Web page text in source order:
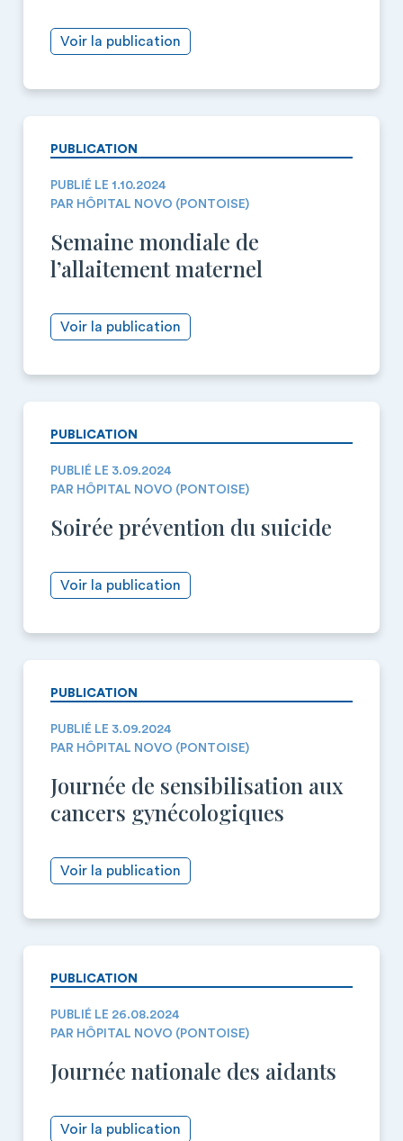
Voir la publication
PUBLICATION
PUBLIÉ LE 1.10.2024
PAR HÔPITAL NOVO (PONTOISE)
Semaine mondiale de
l’allaitement maternel
Voir la publication
PUBLICATION
PUBLIÉ LE 3.09.2024
PAR HÔPITAL NOVO (PONTOISE)
Soirée prévention du suicide
Voir la publication
PUBLICATION
PUBLIÉ LE 3.09.2024
PAR HÔPITAL NOVO (PONTOISE)
Journée de sensibilisation aux
cancers gynécologiques
Voir la publication
PUBLICATION
PUBLIÉ LE 26.08.2024
PAR HÔPITAL NOVO (PONTOISE)
Journée nationale des aidants
Voir la publication